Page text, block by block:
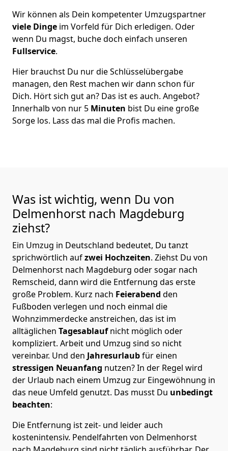
Wir können als Dein kompetenter Umzugspartner
viele Dinge im Vorfeld für Dich erledigen. Oder
wenn Du magst, buche doch einfach unseren
Fullservice.
Hier brauchst Du nur die Schlüsselübergabe
managen, den Rest machen wir dann schon für
Dich. Hört sich gut an? Das ist es auch. Angebot?
Innerhalb von nur 5 Minuten bist Du eine große
Sorge los. Lass das mal die Profis machen.
Was ist wichtig, wenn Du von
Delmenhorst nach Magdeburg
ziehst?
Ein Umzug in Deutschland bedeutet, Du tanzt
sprichwörtlich aufzwei Hochzeiten. Ziehst Du von
Delmenhorst nach Magdeburg oder sogar nach
Remscheid, dann wird die Entfernung das erste
große Problem. Kurz nach Feierabend den
Fußboden verlegen und noch einmal die
Wohnzimmerdecke anstreichen, das ist im
alltäglichen Tagesablaufnicht möglich oder
kompliziert. Arbeit und Umzug sind so nicht
vereinbar. Und den Jahresurlaubfür einen
stressigen Neuanfang nutzen? In der Regel wird
der Urlaub nach einem Umzug zur Eingewöhnung in
das neue Umfeld genutzt. Das musst Du unbedingt
beachten:
Die Entfernung ist zeit- und leider auch
kostenintensiv. Pendelfahrten von Delmenhorst